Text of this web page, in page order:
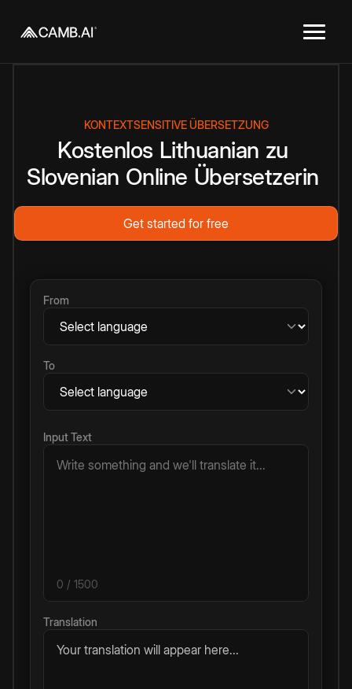
KONTEXTSENSITIVE ÜBERSETZUNG
Kostenlos Lithuanian zu
Slovenian Online Übersetzerin
Get started for free
From
To
Input Text
0 / 1500
Translation
Your translation will appear here...